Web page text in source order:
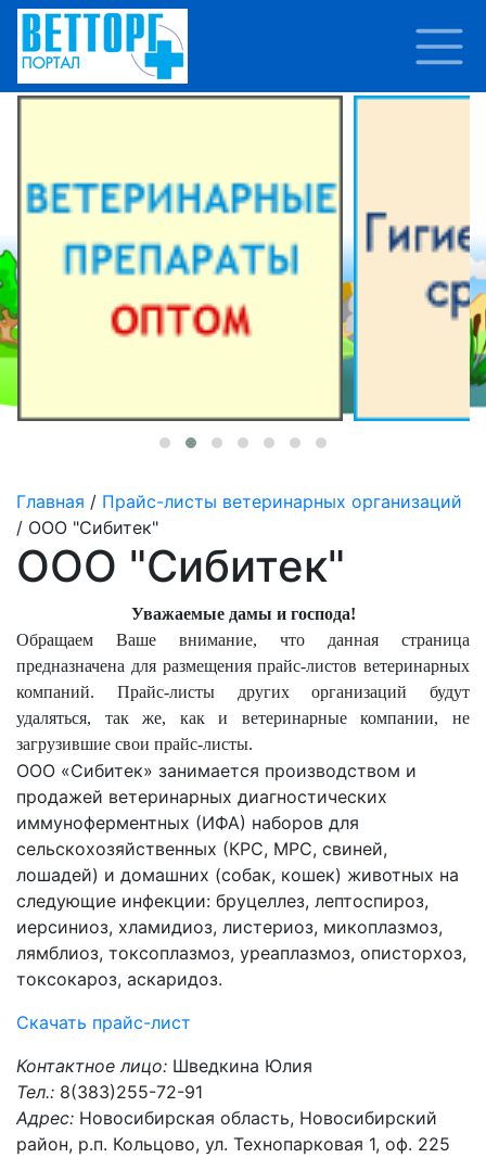
Главная / Прайс-листы ветеринарных организаций
/ ООО "Сибитек"
ООО "Сибитек"
Уважаемые дамы и господа!
Обращаем Ваше внимание, что данная страница
предназначена для размещения прайс-листов ветеринарных
компаний. Прайс-листы других организаций будут
удаляться, так же, как и ветеринарные компании, не
загрузившие свои прайс-листы.
ООО «Сибитек» занимается производством и
продажей ветеринарных диагностических
иммуноферментных (ИФА) наборов для
сельскохозяйственных (КРС, МРС, свиней,
лошадей) и домашних (собак, кошек) животных на
следующие инфекции: бруцеллез, лептоспироз,
иерсиниоз, хламидиоз, листериоз, микоплазмоз,
лямблиоз, токсоплазмоз, уреаплазмоз, описторхоз,
токсокароз, аскаридоз.
Скачать прайс-лист
Контактное лицо: Шведкина Юлия
Тел.: 8(383)255-72-91
Адрес: Новосибирская область, Новосибирский
район, р.п. Кольцово, ул. Технопарковая 1, оф. 225